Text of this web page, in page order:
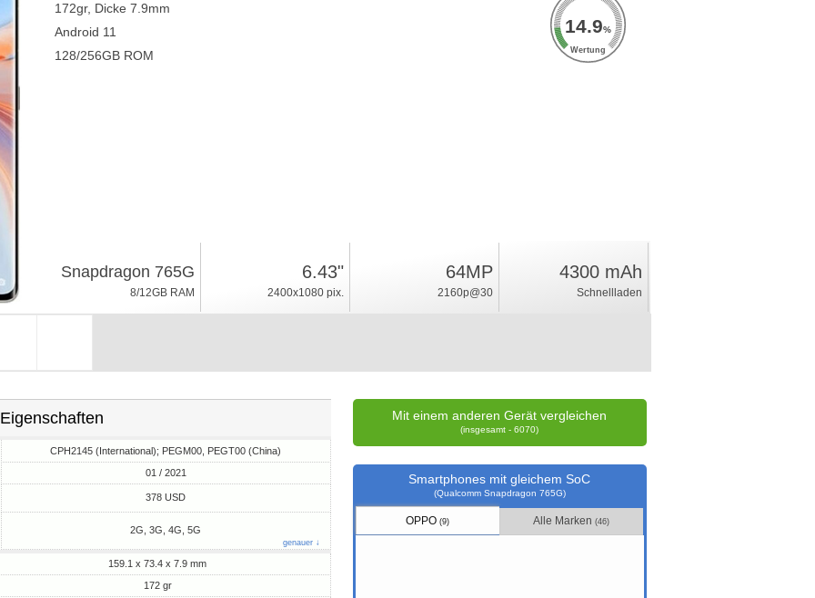
172gr, Dicke 7.9mm
Android 11
128/256GB ROM
14.9%
Wertung
Snapdragon 765G
8/12GB RAM
6.43"
2400x1080 pix.
64MP
2160p@30
4300 mAh
Schnellladen
Eigenschaften
CPH2145 (International); PEGM00, PEGT00 (China)
01 / 2021
378 USD
2G, 3G, 4G, 5G
genauer ↓
159.1 x 73.4 x 7.9 mm
172 gr
Mit einem anderen Gerät vergleichen
(insgesamt - 6070)
Smartphones mit gleichem SoC
(Qualcomm Snapdragon 765G)
OPPO(9) Alle Marken(46)